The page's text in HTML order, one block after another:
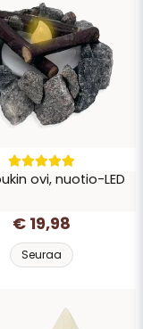
ovi, nuotio-LED
€ 19,98
Seuraa